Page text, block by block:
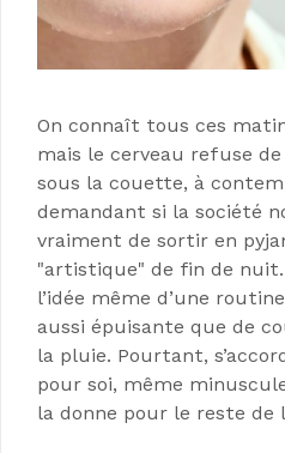
On connaît tous ces
mais le cerveau refuse
sous la couette, à
demandant si la société
vraiment de sortir en
"artistique" de fin de
l’idée même d’une
aussi épuisante que de
la pluie. Pourtant,
pour soi, même
la donne pour le reste de